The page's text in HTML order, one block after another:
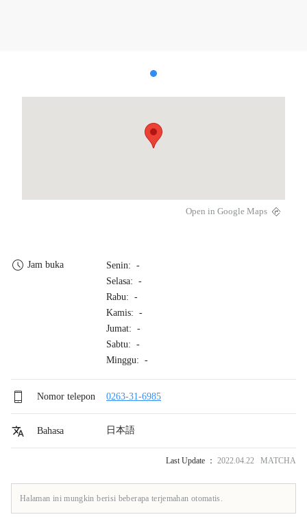
Open in Google Maps
Jam buka
Senin: -
Selasa: -
Rabu: -
Kamis: -
Jumat: -
Sabtu: -
Minggu: -
Nomor telepon 0263-31-6985
Bahasa 日本語
Last Update ： 2022.04.22 MATCHA
Halaman ini mungkin berisi beberapa terjemahan otomatis.